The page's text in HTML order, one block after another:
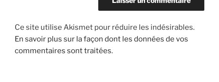
Ce site utilise Akismet pour réduire les indésirables.
En savoir plus sur la façon dont les données de vos
commentaires sont traitées.